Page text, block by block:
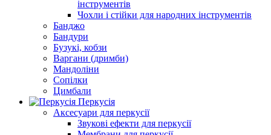
інструментів
Чохли і стійки для народних інструментів
Банджо
Бандури
Бузукі, кобзи
Варгани (дримби)
Мандоліни
Сопілки
Цимбали
Перкусія
Аксесуари для перкусії
Звукові ефекти для перкусії